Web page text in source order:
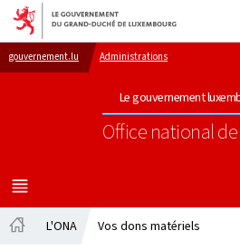
Aller au menu
Aller au
gouvernement.lu Administrations
Le gouvernement
Office national
MENU
PRINCIPAL
L'ONA Vos dons matériels